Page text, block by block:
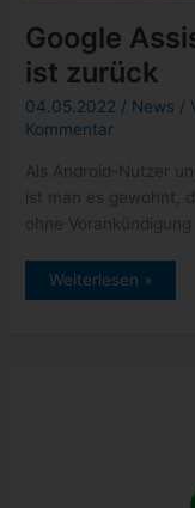
Google
ist zurück
04.05.2022 / News /
Kommentar
Als Android-Nutzer
ist man es gewohnt,
ohne Vorankündigung
Google
Weiterlesen »